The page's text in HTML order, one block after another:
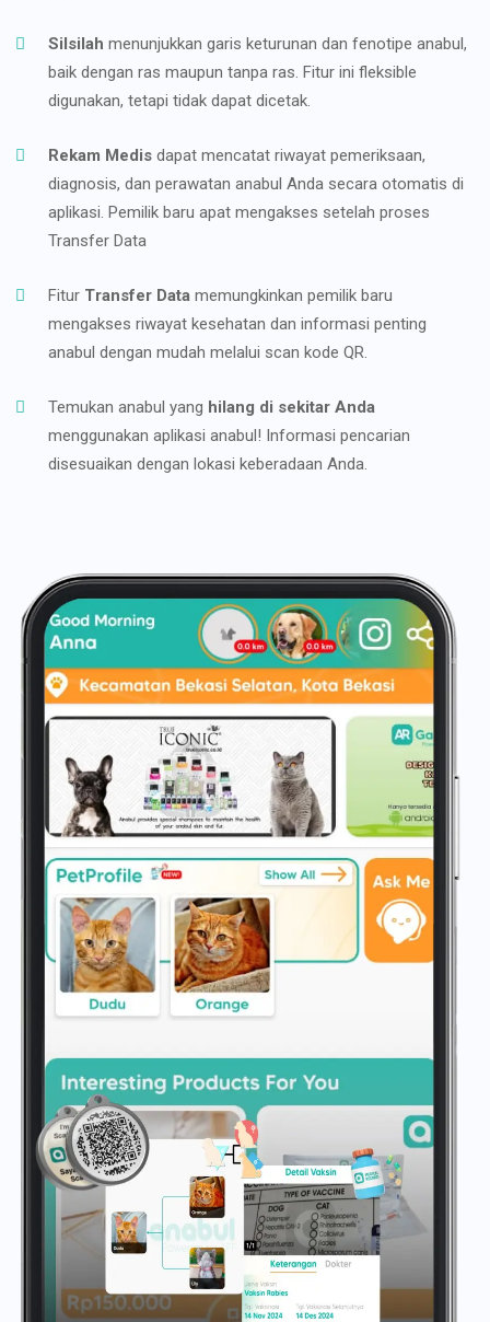
Silsilah menunjukkan garis keturunan dan fenotipe anabul,
baik dengan ras maupun tanpa ras. Fitur ini fleksible
digunakan, tetapi tidak dapat dicetak.
Rekam Medis dapat mencatat riwayat pemeriksaan,
diagnosis, dan perawatan anabul Anda secara otomatis di
aplikasi. Pemilik baru apat mengakses setelah proses
Transfer Data
Fitur Transfer Data memungkinkan pemilik baru
mengakses riwayat kesehatan dan informasi penting
anabul dengan mudah melalui scan kode QR.
Temukan anabul yang hilang di sekitar Anda
menggunakan aplikasi anabul! Informasi pencarian
disesuaikan dengan lokasi keberadaan Anda.